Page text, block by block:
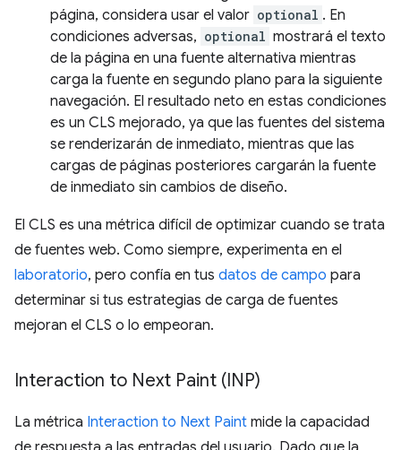
página, considera usar el valor optional . En
condiciones adversas, optional mostrará el texto
de la página en una fuente alternativa mientras
carga la fuente en segundo plano para la siguiente
navegación. El resultado neto en estas condiciones
es un CLS mejorado, ya que las fuentes del sistema
se renderizarán de inmediato, mientras que las
cargas de páginas posteriores cargarán la fuente
de inmediato sin cambios de diseño.
El CLS es una métrica difícil de optimizar cuando se trata
de fuentes web. Como siempre, experimenta en el
laboratorio, pero confía en tus datos de campo para
determinar si tus estrategias de carga de fuentes
mejoran el CLS o lo empeoran.
Interaction to Next Paint (INP)
La métrica Interaction to Next Paint mide la capacidad